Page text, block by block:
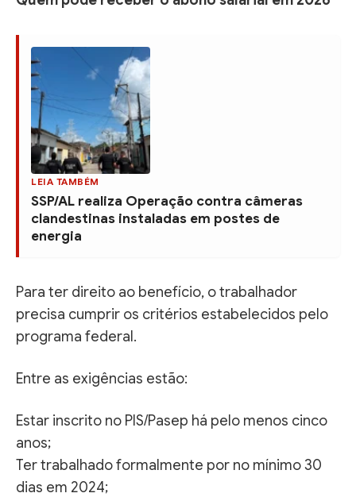
LEIA TAMBÉM
SSP/AL realiza Operação contra câmeras
clandestinas instaladas em postes de
energia
Para ter direito ao benefício, o trabalhador
precisa cumprir os critérios estabelecidos pelo
programa federal.
Entre as exigências estão:
Estar inscrito no PIS/Pasep há pelo menos cinco
anos;
Ter trabalhado formalmente por no mínimo 30
dias em 2024;